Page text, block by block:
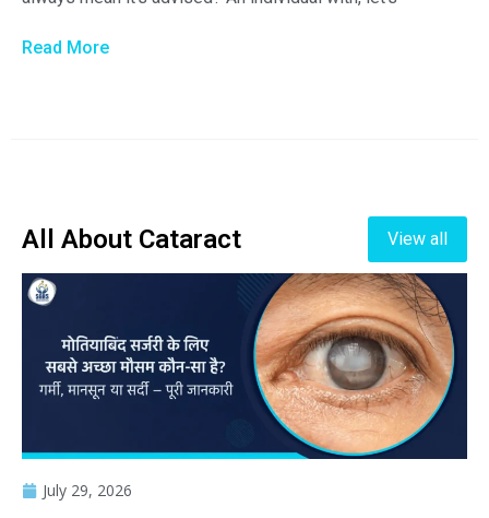
Read More
All About Cataract View all
July 29, 2026